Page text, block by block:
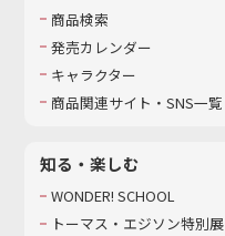
商品検索
発売カレンダー
キャラクター
商品関連サイト・SNS一覧
知る・楽しむ
WONDER! SCHOOL
トーマス・エジソン特別展